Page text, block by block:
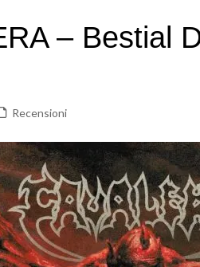
– Bestial
Recensioni